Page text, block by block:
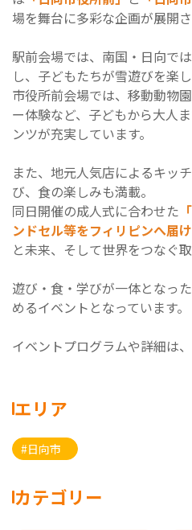
場を舞台に多彩な企画が展開さ
駅前会場では、南国・日向で
し、子どもたちが雪遊びを楽
市役所前会場では、移動動物
ー体験など、子どもから大人
ンツが充実しています。
また、地元人気店によるキッ
び、食の楽しみも満載。
同日開催の成人式に合わせた
ンドセル等をフィリピンへ届
と未来、そして世界をつなぐ
遊び・食・学びが一体となっ
めるイベントとなっています。
イベントプログラムや詳細は
エリア
#日向市
カテゴリー